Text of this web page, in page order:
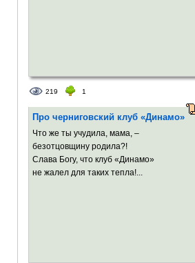
219 1
Про черниговский клуб «Динамо»
Что же ты учудила, мама, –
безотцовщину родила?!
Слава Богу, что клуб «Динамо»
не жалел для таких тепла!...